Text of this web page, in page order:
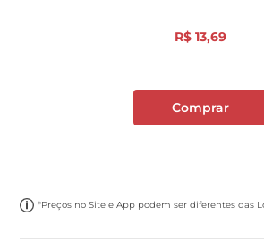
R$ 13,69
Comprar
*Preços no Site e App podem ser diferentes das